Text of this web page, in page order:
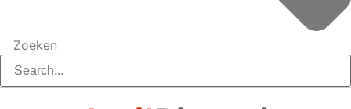
Zoeken